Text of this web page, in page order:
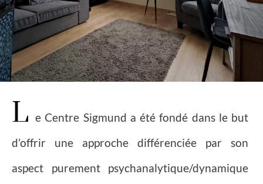
L e Centre Sigmund a été fondé dans le but
d’offrir une approche différenciée par son
aspect purement psychanalytique/dynamique